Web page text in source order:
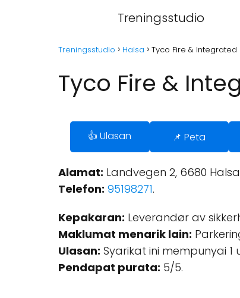
Treningsstudio
Treningsstudio Halsa Tyco Fire & Integrated
Tyco Fire &
👍 Ulasan 📌 Peta
Alamat: Landvegen 2, 6680
Telefon: 95198271.
Kepakaran: Leverandør av
Maklumat menarik lain:
Ulasan: Syarikat ini mempunyai 1
Pendapat purata: 5/5.